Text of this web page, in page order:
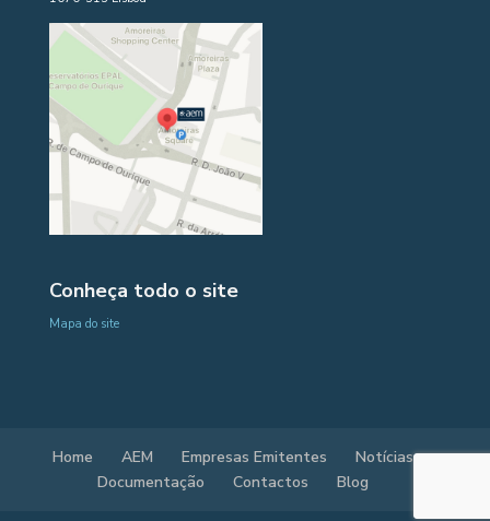
Conheça todo o site
Mapa do site
Home AEM Empresas Emitentes
Notícias
Documentação
Contactos Blog